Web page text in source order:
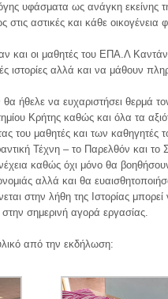
υφάσματα ως ανάγκη εκείνης
στις αστικές και κάθε
και οι μαθητές του ΕΠΑ.Λ
ιστορίες αλλά και να μάθουν
ήθελε να ευχαριστήσει θερμά
Κρήτης καθώς και όλα τα
του μαθητές και των καθηγητές
Τέχνη – το Παρελθόν και το
καθώς όχι μόνο θα
αλλά και θα
στην λήθη της Ιστορίας
στην σημερινή αγορά εργασίας.
από την εκδήλωση: